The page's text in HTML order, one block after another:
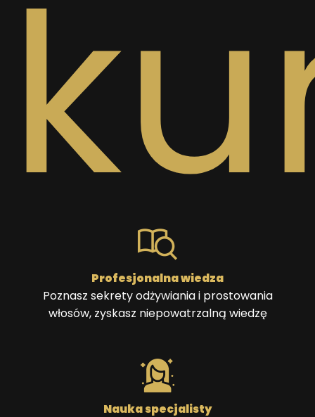
Profesjonalna wiedza
Poznasz sekrety odżywiania i prostowania
włosów, zyskasz niepowatrzalną wiedzę
Nauka specjalisty